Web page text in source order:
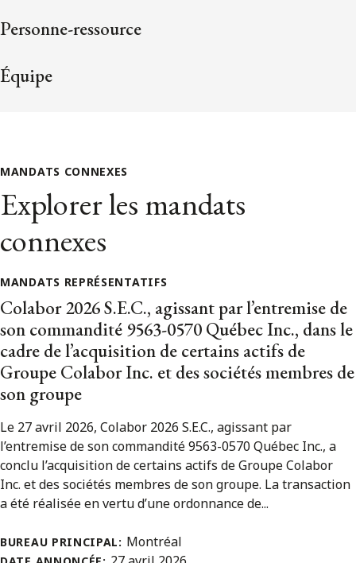
Personne-ressource
Équipe
MANDATS CONNEXES
Explorer les mandats
connexes
MANDATS REPRÉSENTATIFS
Colabor 2026 S.E.C., agissant par l’entremise de
son commandité 9563-0570 Québec Inc., dans le
cadre de l’acquisition de certains actifs de
Groupe Colabor Inc. et des sociétés membres de
son groupe
Le 27 avril 2026, Colabor 2026 S.E.C., agissant par
l’entremise de son commandité 9563-0570 Québec Inc., a
conclu l’acquisition de certains actifs de Groupe Colabor
Inc. et des sociétés membres de son groupe. La transaction
a été réalisée en vertu d’une ordonnance de...
BUREAU PRINCIPAL: Montréal